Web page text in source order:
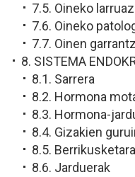
7.5. Oineko
7.6. Oineko
7.7. Oinen
8. SISTEMA
8.1. Sarrera
8.2. Hormona
8.3. Hormona-
8.4. Gizakien
8.5.
8.6. Jarduerak